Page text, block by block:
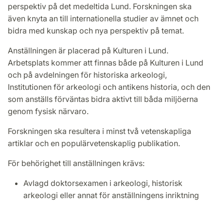
perspektiv på det medeltida Lund. Forskningen ska
även knyta an till internationella studier av ämnet och
bidra med kunskap och nya perspektiv på temat.
Anställningen är placerad på Kulturen i Lund.
Arbetsplats kommer att finnas både på Kulturen i Lund
och på avdelningen för historiska arkeologi,
Institutionen för arkeologi och antikens historia, och den
som anställs förväntas bidra aktivt till båda miljöerna
genom fysisk närvaro.
Forskningen ska resultera i minst två vetenskapliga
artiklar och en populärvetenskaplig publikation.
För behörighet till anställningen krävs:
Avlagd doktorsexamen i arkeologi, historisk
arkeologi eller annat för anställningens inriktning